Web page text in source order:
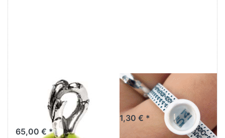
Frühlings
Anhänger
TAGBE-00007
65,00 € *
Multisizer
Ringmaß
1,30 € *